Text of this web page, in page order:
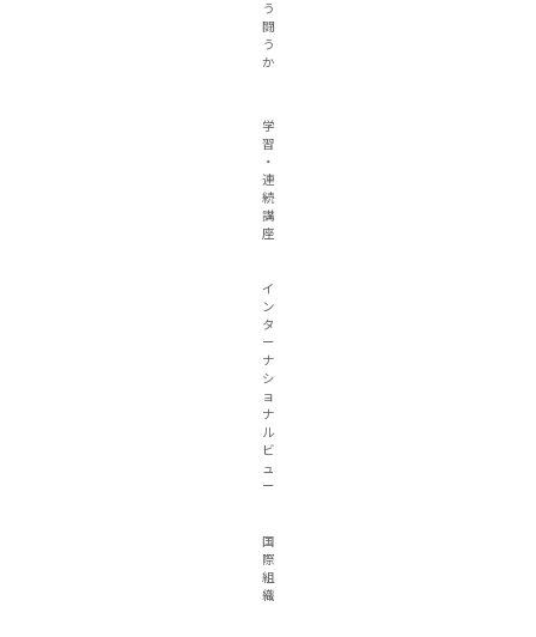
う
闘
う
か
学
習
・
連
続
講
座
イ
ン
タ
ー
ナ
シ
ョ
ナ
ル
ビ
ュ
ー
国
際
組
織